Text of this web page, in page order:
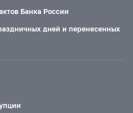
Банка России
дней и перенесенных